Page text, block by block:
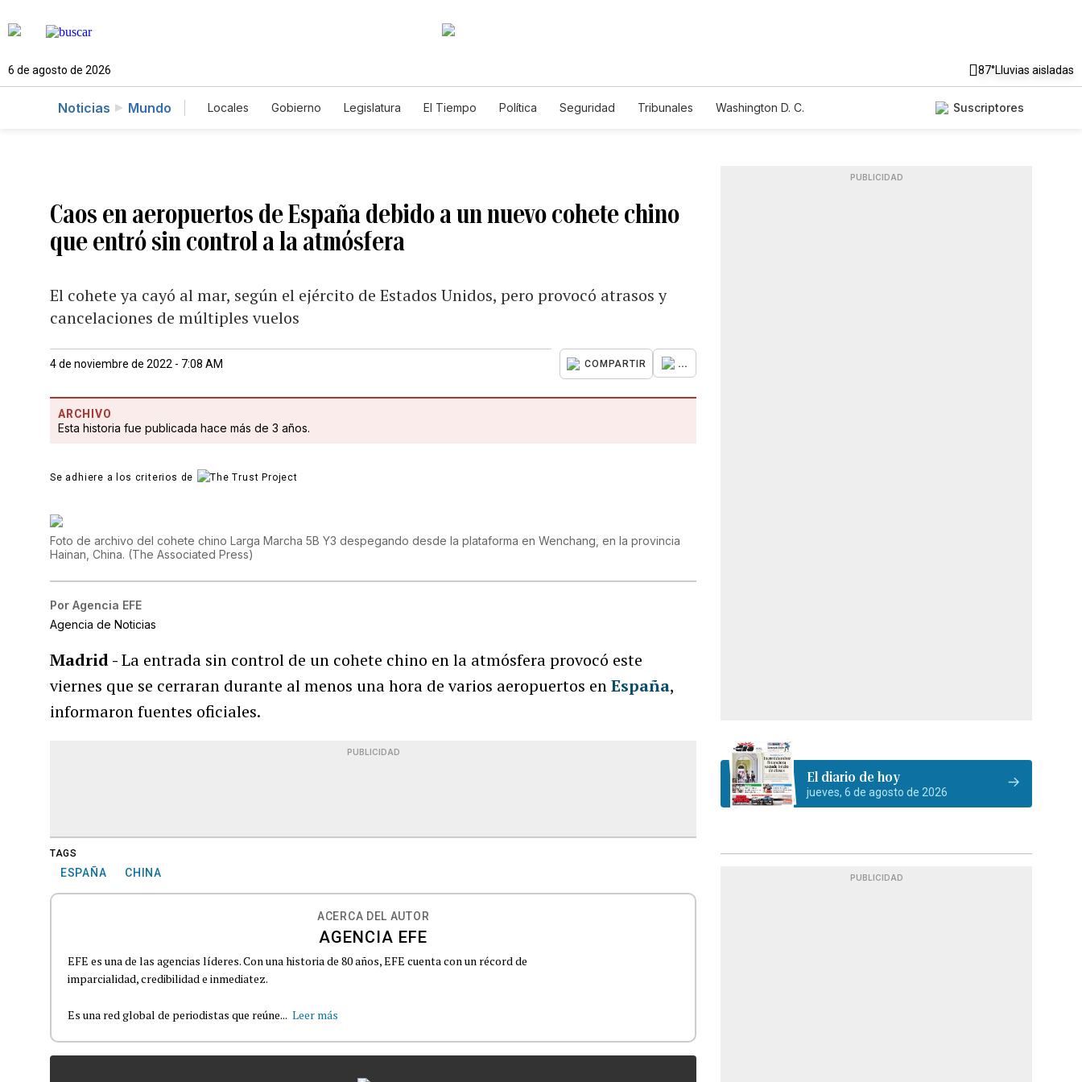
6 de agosto de 2026 87°Lluvias aisladas
Noticias Mundo Locales Gobierno Legislatura El Tiempo Política Seguridad Tribunales
Washington D. C.
Suscriptores
Caos en aeropuertos de España debido a un nuevo cohete chino
que entró sin control a la atmósfera
El cohete ya cayó al mar, según el ejército de Estados Unidos, pero provocó atrasos y
cancelaciones de múltiples vuelos
4 de noviembre de 2022 - 7:08 AM COMPARTIR ...
ARCHIVO
Esta historia fue publicada hace más de 3 años.
Se adhiere a los criterios de
Foto de archivo del cohete chino Larga Marcha 5B Y3 despegando desde la plataforma en Wenchang, en la provincia
Hainan, China. (The Associated Press)
Por Agencia EFE
Agencia de Noticias
Madrid -La entrada sin control de un cohete chino en la atmósfera provocó este
viernes que se cerraran durante al menos una hora de varios aeropuertos enEspaña,
informaron fuentes oficiales.
PUBLICIDAD
TAGS
ESPAÑA CHINA
ACERCA DEL AUTOR
AGENCIA EFE
EFE es una de las agencias líderes. Con una historia de 80 años, EFE cuenta con un récord de
imparcialidad, credibilidad e inmediatez.
Es una red global de periodistas que reúne... Leer más
PUBLICIDAD
El diario de hoy
jueves, 6 de agosto de 2026
PUBLICIDAD